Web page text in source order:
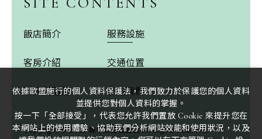
Copyright © 2026 舞牛森度假飯店 All Rights Reserved.
飯店簡介 服務設施
客房介紹 交通位置
新訊與活動 聯絡我們
依據歐盟施行的個人資料保護法，我們致力於保護您的個人資料
並提供您對個人資料的掌握。
按一下「全部接受」，代表您允許我們置放 Cookie 來提升您在
本網站上的使用體驗、協助我們分析網站效能和使用狀況，以及